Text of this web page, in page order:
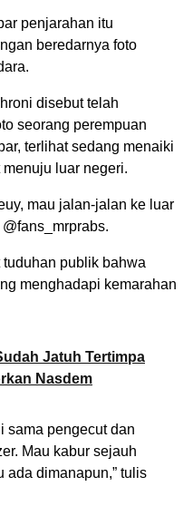
penjarahan itu
beredarnya foto
disebut telah
seorang perempuan
terlihat sedang menaiki
luar negeri.
mau jalan-jalan ke luar
publik bahwa
menghadapi kemarahan
Jatuh Tertimpa
Nasdem
sama pengecut dan
Mau kabur sejauh
ada dimanapun,” tulis